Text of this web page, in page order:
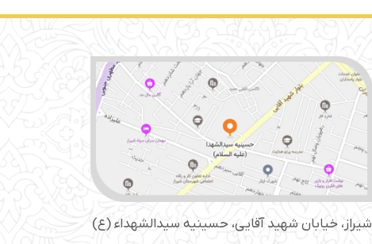
شیراز، خیابان شهید آقایی، حسینیه سید‌الشهداء (ع)